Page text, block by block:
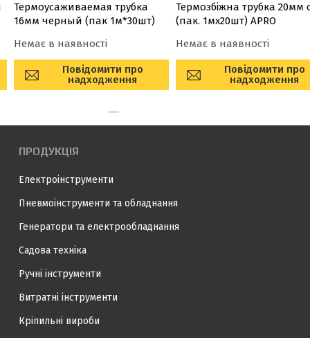
Термоусаживаемая трубка
16мм черный (пак 1м*30шт)
Немає в наявності
Повідомити про
надходження
Термозбіжна трубка 20мм
(пак. 1мx20шт) APRO
Немає в наявності
Повідомити про
надходження
ПРОДУКЦІЯ
Електроінструменти
Пневмоінструменти та обладнання
Генератори та електрообладнання
Садова техніка
Ручні інструменти
Витратні інструменти
Кріпильні вироби